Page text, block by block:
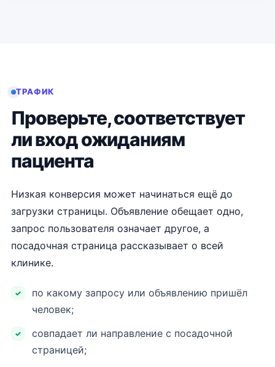
ТРАФИК
Проверьте, соответствует
ли вход ожиданиям
пациента
Низкая конверсия может начинаться ещё до
загрузки страницы. Объявление обещает одно,
запрос пользователя означает другое, а
посадочная страница рассказывает о всей
клинике.
по какому запросу или объявлению пришёл
человек;
совпадает ли направление с посадочной
страницей;